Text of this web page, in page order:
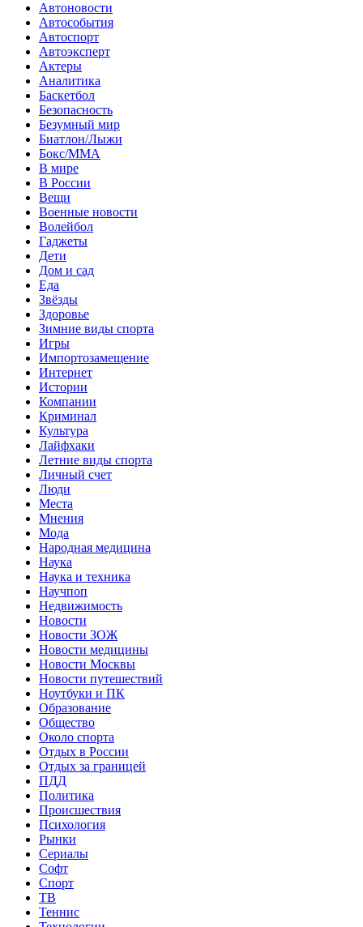
Автоновости
Автособытия
Автоспорт
Автоэксперт
Актеры
Аналитика
Баскетбол
Безопасность
Безумный мир
Биатлон/Лыжи
Бокс/MMA
В мире
В России
Вещи
Военные новости
Волейбол
Гаджеты
Дети
Дом и сад
Еда
Звёзды
Здоровье
Зимние виды спорта
Игры
Импортозамещение
Интернет
Истории
Компании
Криминал
Культура
Лайфхаки
Летние виды спорта
Личный счет
Люди
Места
Мнения
Мода
Народная медицина
Наука
Наука и техника
Научпоп
Недвижимость
Новости
Новости ЗОЖ
Новости медицины
Новости Москвы
Новости путешествий
Ноутбуки и ПК
Образование
Общество
Около спорта
Отдых в России
Отдых за границей
ПДД
Политика
Происшествия
Психология
Рынки
Сериалы
Софт
Спорт
ТВ
Теннис